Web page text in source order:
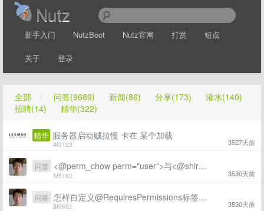
Nutz
新手入门 NutzBoot Nutz官网 打赏 短点
关于 登录
全部 / 问答(9689) 新闻(86) 分享(173)
灌水(140)
招聘(14)
精华(322)
4/3123 3527天前
精华 服务器启动贼拉慢 卡在 某个加载
1/5182 3530天前
问答 <@perm_chow perm="user">与<@shiro.hasPermission name="topic:update">两种都可以判断是否显示的权限，有什么区别吗？
5/3682 3530天前
问答 怎样自定义@RequiresPermissions标签，并且配置shiro可以管理？